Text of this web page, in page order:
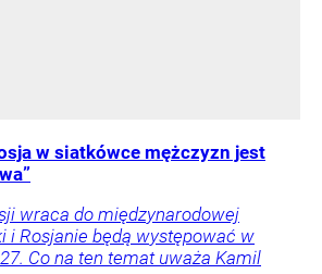
w siatkówce mężczyzn jest
wraca do międzynarodowej
i Rosjanie będą występować w
Co na ten temat uważa Kamil